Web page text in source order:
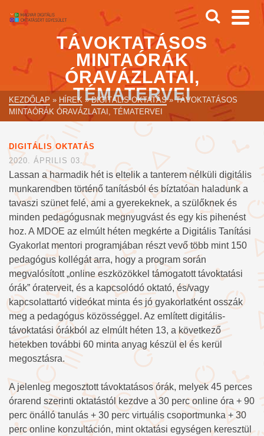
TÁVOKTATÁSOS
MINTAÓRÁK
ÓRAVÁZLATAI,
TÉMATERVEI
KEZDŐLAP » HÍREK » DIGITÁLIS OKTATÁS » TÁVOKTATÁSOS
MINTAÓRÁK ÓRAVÁZLATAI, TÉMATERVEI
DIGITÁLIS OKTATÁS
2020. ÁPRILIS 03.
Lassan a harmadik hét is eltelik a tanterem nélküli digitális
munkarendben történő tanításból és bíztatóan haladunk a
tavaszi szünet felé, ami a gyerekeknek, a szülőknek és
minden pedagógusnak megnyugvást és egy kis pihenést
hoz. A MDOE az elmúlt héten megkérte a Digitális Tanítási
Gyakorlat mentori programjában részt vevő több mint 150
pedagógus kollégát arra, hogy a program során
megvalósított „online eszközökkel támogatott távoktatási
órák” óraterveit, és a kapcsolódó oktató, és/vagy
kapcsolattartó videókat minta és jó gyakorlatként osszák
meg a pedagógus közösséggel. Az említett digitális-
távoktatási órákból az elmúlt héten 13, a következő
hetekben további 60 minta anyag készül el és kerül
megosztásra.
A jelenleg megosztott távoktatásos órák, melyek 45 perces
órarend szerinti oktatástól kezdve a 30 perc online óra + 90
perc önálló tanulás + 30 perc virtuális csoportmunka + 30
perc online konzultáción, mint oktatási egységen keresztül